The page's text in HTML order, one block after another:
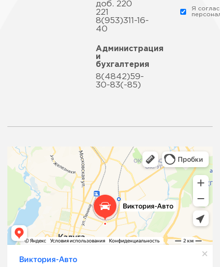
доб. 220
221
8(953)311-16-
40
Администрация
и
бухгалтерия
8(4842)59-
30-83(-85)
Я